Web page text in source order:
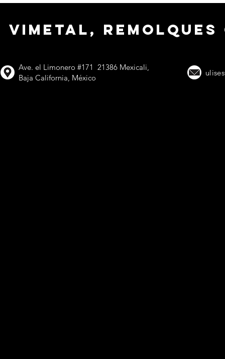
VIMETAL,
Ave. el Limonero #171 21386 Mexicali,
Baja California, México